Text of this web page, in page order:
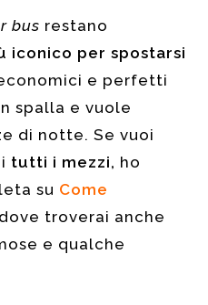
bus restano
iconico per spostarsi
e perfetti
spalla e vuole
di notte. Se vuoi
tutti i mezzi, ho
su Come
troverai anche
e qualche